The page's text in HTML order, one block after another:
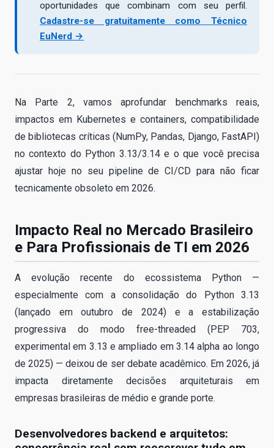
oportunidades que combinam com seu perfil.
Cadastre-se gratuitamente como Técnico
EuNerd →
Na Parte 2, vamos aprofundar benchmarks reais,
impactos em Kubernetes e containers, compatibilidade
de bibliotecas críticas (NumPy, Pandas, Django, FastAPI)
no contexto do Python 3.13/3.14 e o que você precisa
ajustar hoje no seu pipeline de CI/CD para não ficar
tecnicamente obsoleto em 2026.
Impacto Real no Mercado Brasileiro
e Para Profissionais de TI em 2026
A evolução recente do ecossistema Python —
especialmente com a consolidação do Python 3.13
(lançado em outubro de 2024) e a estabilização
progressiva do modo free-threaded (PEP 703,
experimental em 3.13 e ampliado em 3.14 alpha ao longo
de 2025) — deixou de ser debate acadêmico. Em 2026, já
impacta diretamente decisões arquiteturais em
empresas brasileiras de médio e grande porte.
Desenvolvedores backend e arquitetos: